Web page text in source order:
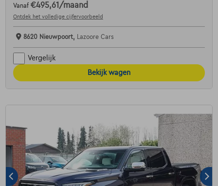
Vanaf €495,61 /maand
Ontdek het volledige cijfervoorbeeld
8620 Nieuwpoort, Lazoore Cars
Vergelijk
Bekijk wagen